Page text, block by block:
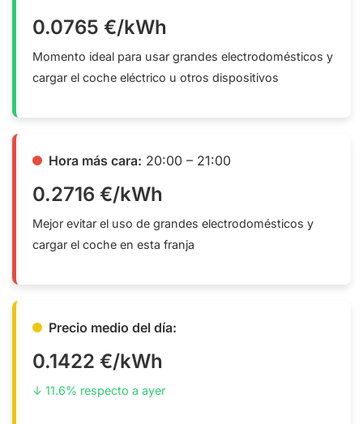
0.0765 €/kWh
Momento ideal para usar grandes electrodomésticos y
cargar el coche eléctrico u otros dispositivos
Hora más cara: 20:00 – 21:00
0.2716 €/kWh
Mejor evitar el uso de grandes electrodomésticos y
cargar el coche en esta franja
Precio medio del día:
0.1422 €/kWh
↓ 11.6% respecto a ayer